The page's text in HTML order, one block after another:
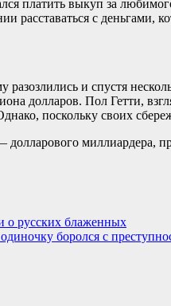
платить выкуп за
расставаться с деньгами,
и спустя
долларов. Пол Гетти,
поскольку своих
миллиардера,
о русских блаженных
боролся с